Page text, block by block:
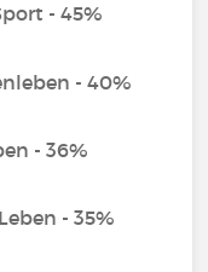
- 45%
- 40%
- 36%
- 35%